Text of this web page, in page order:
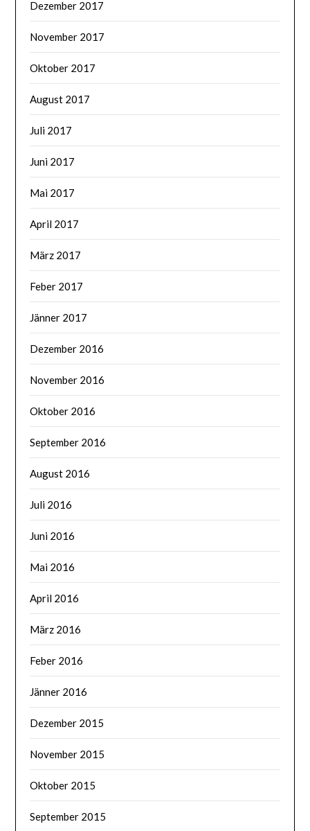
Dezember 2017
November 2017
Oktober 2017
August 2017
Juli 2017
Juni 2017
Mai 2017
April 2017
März 2017
Feber 2017
Jänner 2017
Dezember 2016
November 2016
Oktober 2016
September 2016
August 2016
Juli 2016
Juni 2016
Mai 2016
April 2016
März 2016
Feber 2016
Jänner 2016
Dezember 2015
November 2015
Oktober 2015
September 2015